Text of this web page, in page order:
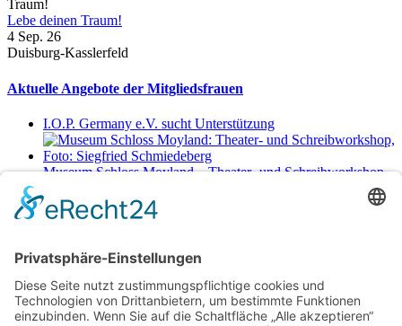
Lebe deinen Traum!
4 Sep. 26
Duisburg-Kasslerfeld
Aktuelle Angebote der Mitgliedsfrauen
I.O.P. Germany e.V. sucht Unterstützung
Museum Schloss Moyland – Theater- und Schreibworkshop
Netzwerkerinnen
Login für Mitglieder
Noch kein Mitglied im unternehmerinnen forum niederrhein?
gibt es weitere Informationen.